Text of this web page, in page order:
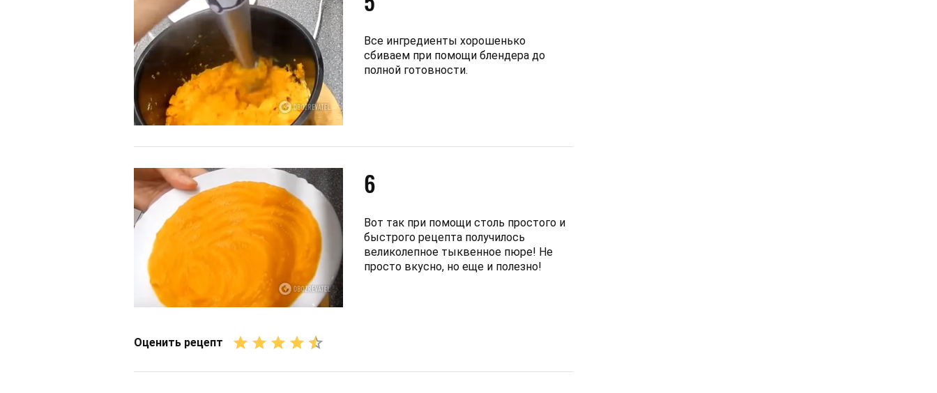
Все ингредиенты хорошенько
сбиваем при помощи блендера до
полной готовности.
6
Вот так при помощи столь простого и
быстрого рецепта получилось
великолепное тыквенное пюре! Не
просто вкусно, но еще и полезно!
Оценить рецепт